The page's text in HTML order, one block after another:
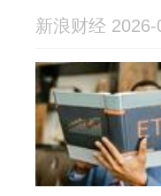
新浪财经 2026-